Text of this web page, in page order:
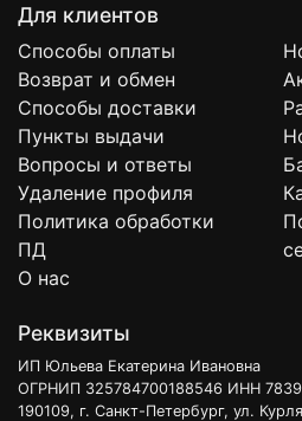
Для клиентов
Способы оплаты
Возврат и обмен
Способы доставки
Пункты выдачи
Вопросы и ответы
Удаление профиля
Политика обработки
ПД
О нас
Реквизиты
ИП Юльева Екатерина Ивановна
ОГРНИП 325784700188546 ИНН
190109, г. Санкт-Петербург, ул.